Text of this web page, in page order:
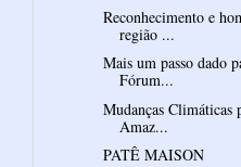
Reconhecimento e
região ...
Mais um passo dado
Fórum...
Mudanças Climáticas
Amaz...
PATÊ MAISON